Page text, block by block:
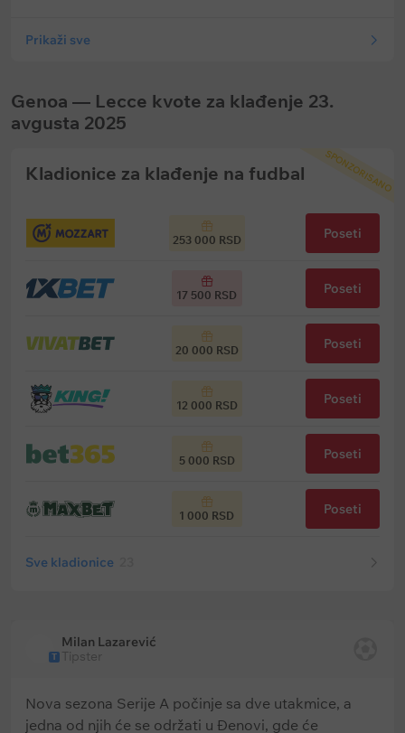
Prikaži sve
Genoa — Lecce kvote za klađenje 23.
avgusta 2025
SPONZORISANO
Kladionice za klađenje na fudbal
253 000 RSD Poseti
17 500 RSD Poseti
20 000 RSD Poseti
12 000 RSD Poseti
5 000 RSD Poseti
1 000 RSD Poseti
Sve kladionice
T
Milan Lazarević
Tipster
Nova sezona Serije A počinje sa dve utakmice, a
jedna od njih će se održati u Đenovi, gde će